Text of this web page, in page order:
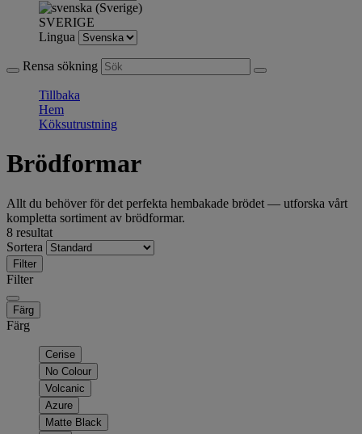
SVERIGE
Lingua
Rensa sökning
Tillbaka
Hem
Köksutrustning
Brödformar
Allt du behöver för det perfekta hembakade brödet — utforska vårt
kompletta sortiment av brödformar.
8 resultat
Sortera
Filter
Filter
Färg
Färg
Cerise
No Colour
Volcanic
Azure
Matte Black